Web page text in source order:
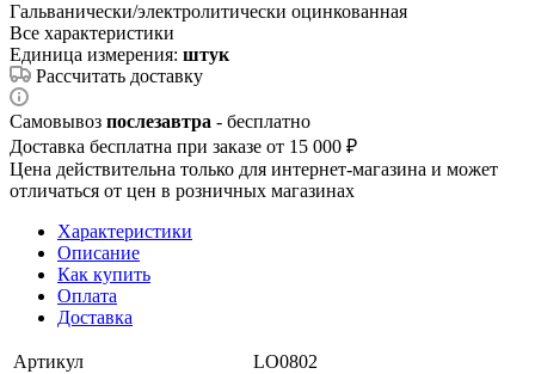
Гальванически/электролитически оцинкованная
Все характеристики
Единица измерения: штук
Рассчитать доставку
Самовывоз послезавтра - бесплатно
Доставка бесплатна при заказе от 15 000 ₽
Цена действительна только для интернет-магазина и может
отличаться от цен в розничных магазинах
Характеристики
Описание
Как купить
Оплата
Доставка
Артикул
LO0802